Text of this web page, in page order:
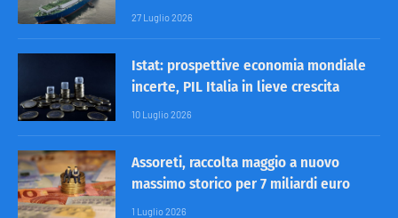
27 Luglio 2026
Istat: prospettive economia mondiale
incerte, PIL Italia in lieve crescita
10 Luglio 2026
Assoreti, raccolta maggio a nuovo
massimo storico per 7 miliardi euro
1 Luglio 2026